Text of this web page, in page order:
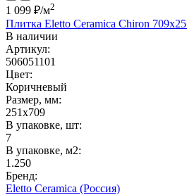
1 099 ₽/м2
Плитка Eletto Ceramica Chiron
В наличии
Артикул:
506051101
Цвет:
Коричневый
Размер, мм:
251x709
В упаковке, шт:
7
В упаковке, м2:
1.250
Бренд:
Eletto Ceramica (Россия)